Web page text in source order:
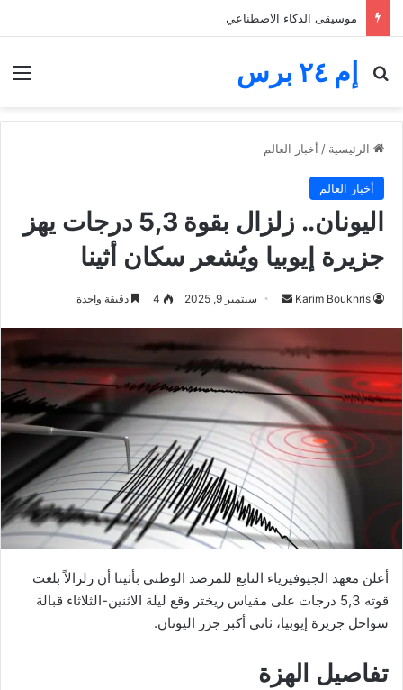
إم ٢٤ برس
بحث عن
الرئيسية / أخبار العالم
أخبار العالم
اليونان.. زلزال بقوة 5,3 درجات يهز
جزيرة إيوبيا ويُشعر سكان أثينا
Karim Boukhris
أرسل سبتمبر 9, 2025 4 دقيقة واحدة
أعلن معهد الجيوفيزياء التابع للمرصد الوطني بأثينا أن زلزالاً بلغت
قوته 5,3 درجات على مقياس ريختر وقع ليلة الاثنين-الثلاثاء قبالة
سواحل جزيرة إيوبيا، ثاني أكبر جزر اليونان.
تفاصيل الهزة